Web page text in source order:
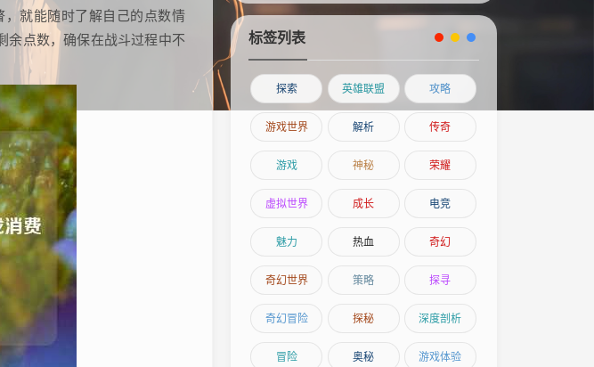
就能随时了解自己的点数情
余点数，确保在战斗过程中不
标签列表
探索 英雄联盟 攻略
游戏世界 解析 传奇
游戏 神秘 荣耀
虚拟世界 成长 电竞
魅力 热血 奇幻
奇幻世界 策略 探寻
奇幻冒险 探秘 深度剖析
冒险 奥秘 游戏体验